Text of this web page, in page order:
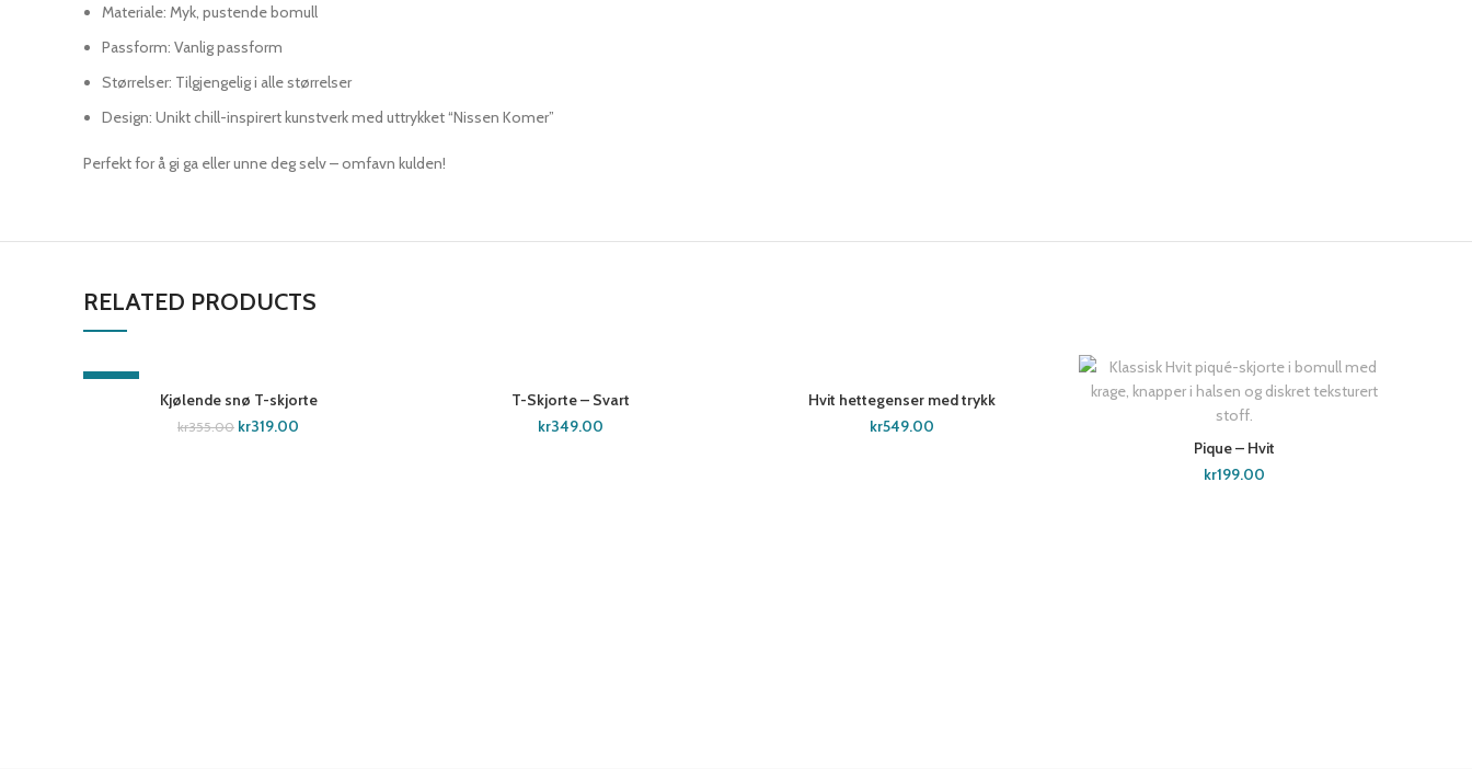
Materiale: Myk, pustende bomull
Passform: Vanlig passform
Størrelser: Tilgjengelig i alle størrelser
Design: Unikt chill-inspirert kunstverk med uttrykket “Nissen Komer”
Perfekt for å gi ga eller unne deg selv – omfavn kulden!
RELATED PRODUCTS
-10%
SELECT OPTIONS
Kjølende snø T-skjorte
kr355.00 kr319.00
CUSTOMIZE
T-Skjorte – Svart
kr349.00
SELECT OPTIONS
Hvit hettegenser med trykk
kr549.00
SELECT OPTIONS
Pique – Hvit
kr199.00